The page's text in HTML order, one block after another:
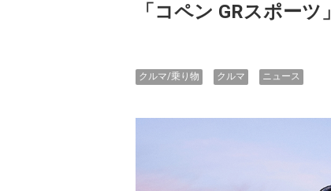
「コペン GRスポーツ」
クルマ/乗り物 クルマ ニュース